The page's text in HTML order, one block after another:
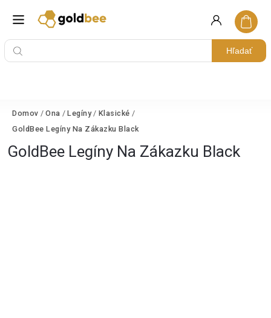
Hľadať
Domov / Ona / Legíny / Klasické /
GoldBee Legíny Na Zákazku Black
GoldBee Legíny Na Zákazku Black